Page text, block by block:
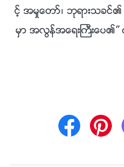
င့္ အမႈေတာ္၊ ဘုရားသခ
မွာ အလြန္အေရးႀကီးေပ၏